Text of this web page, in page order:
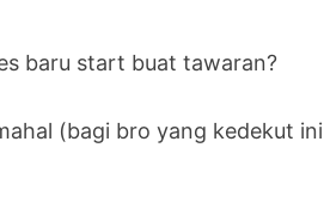
baru start buat tawaran?
(bagi bro yang kedekut